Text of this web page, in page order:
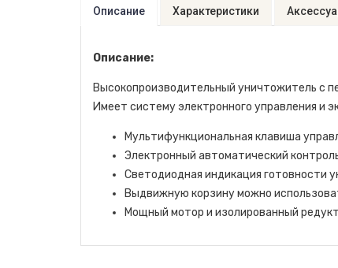
Описание Характеристики
Описание:
Высокопроизводительный уничтожитель с
Имеет систему электронного управления и
Мультифункциональная клавиша
Электронный автоматический
Светодиодная индикация готовности
Выдвижную корзину можно
Мощный мотор и изолированный